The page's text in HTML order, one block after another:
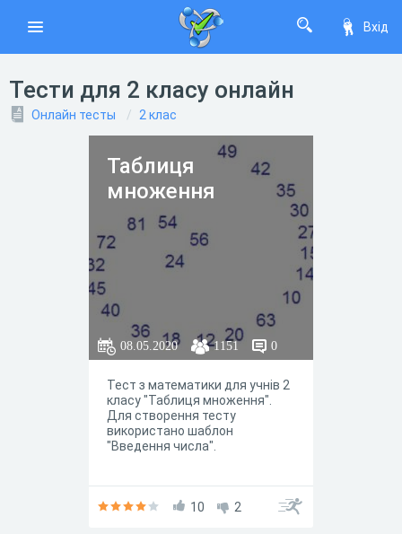
Вхід
Тести для 2 класу онлайн
Онлайн тесты 2 клас
Таблиця
множення
08.05.2020 1151 0
Тест з математики для учнів 2
класу "Таблиця множення".
Для створення тесту
використано шаблон
"Введення числа".
10 2